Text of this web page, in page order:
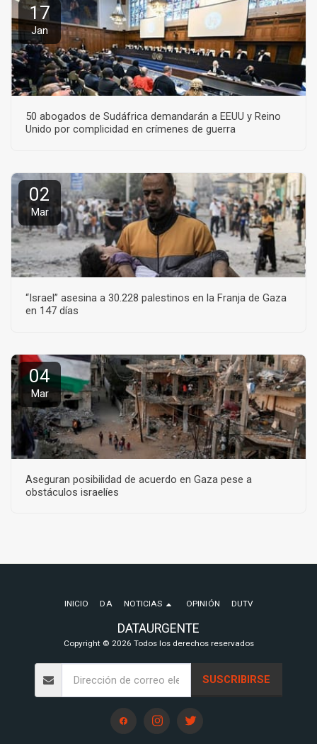
17
Jan
50 abogados de Sudáfrica demandarán a EEUU y Reino
Unido por complicidad en crímenes de guerra
02
Mar
“Israel” asesina a 30.228 palestinos en la Franja de Gaza
en 147 días
04
Mar
Aseguran posibilidad de acuerdo en Gaza pese a
obstáculos israelíes
DATAURGENTE
Copyright © 2026 Todos los derechos reservados
INICIO DA NOTICIAS OPINIÓN DUTV
SUSCRIBIRSE